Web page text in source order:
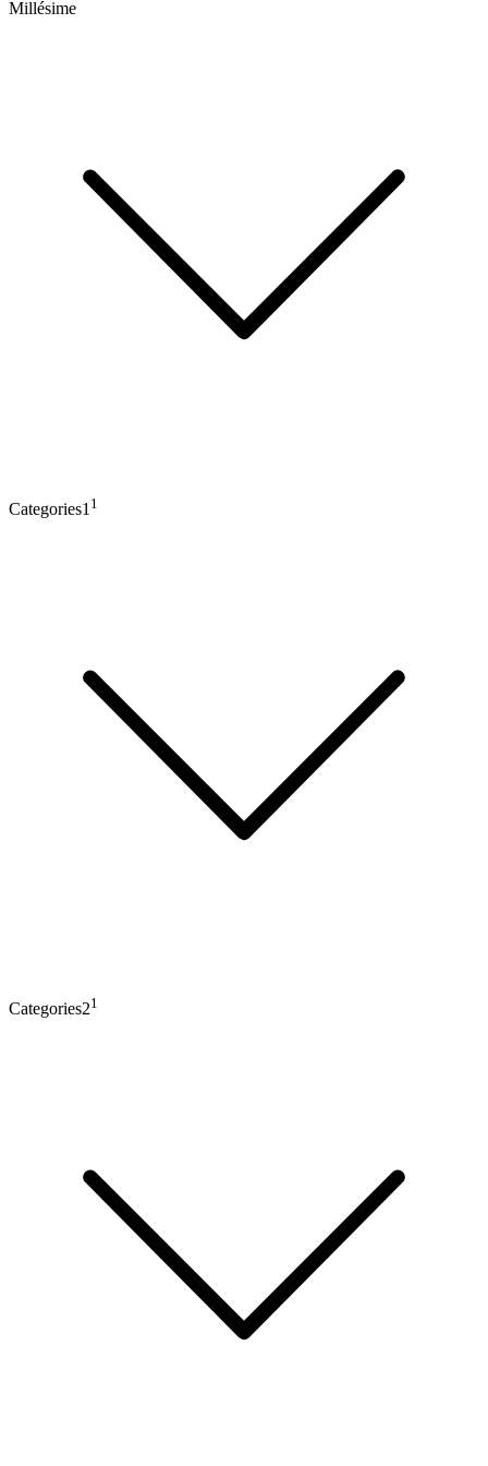
Millésime
Categories1 1
Categories21